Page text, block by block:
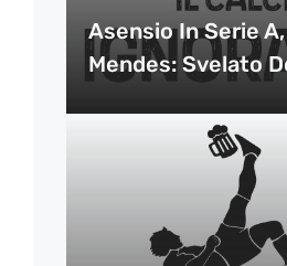
Asensio In Serie
Mendes: Svelato